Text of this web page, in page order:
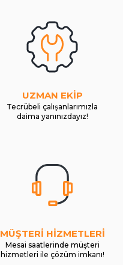
UZMAN EKİP
Tecrübeli çalışanlarımızla
daima yanınızdayız!
MÜŞTERİ HİZMETLERİ
Mesai saatlerinde müşteri
hizmetleri ile çözüm imkanı!